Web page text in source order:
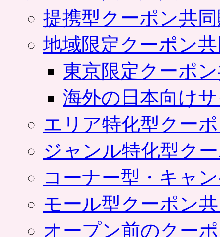
提携型クーポン共
地域限定クーポン
東京限定クーポ
海外の日本向け
エリア特化型クー
ジャンル特化型ク
コーナー型・キャ
モール型クーポン
オープン前のクー